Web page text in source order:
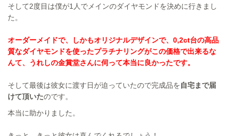
そして2度目は僕が1人でメインのダイヤモンドを決めに行きまし
た。
オーダーメイドで、しかもオリジナルデザインで、0,2ct台の高品
質なダイヤモンドを使ったプラチナリングがこの価格で出来るな
んて、うれしの金賞堂さんに伺って本当に良かったです。
そして最後は彼女に渡す日が迫っていたので完成品を自宅まで届
けて頂いたのです。
本当に助かりました。